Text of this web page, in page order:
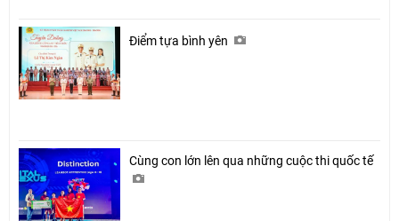
Điểm tựa bình yên
Cùng con lớn lên qua những cuộc thi quốc tế